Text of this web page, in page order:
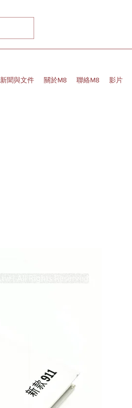
新聞與文件 關於M8 聯絡M8 影片